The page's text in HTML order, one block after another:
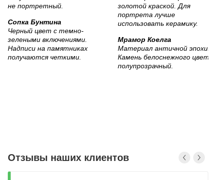
Сопка Бунтина
Черный цвет с темно-
зелеными включениями.
Надписи на памятниках
получаются четкими.
Мрамор Коелга
Материал античной эпохи.
Камень белоснежного цвета,
полупрозрачный.
Отзывы наших клиентов